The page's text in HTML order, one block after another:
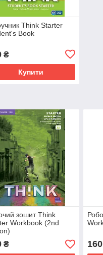
Think Starter
Book
₴
Купити
зошит Think
Workbook (2nd
₴ 160